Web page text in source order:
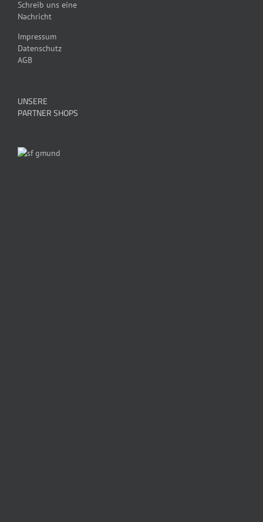
Schreib uns eine
Nachricht
Impressum
Datenschutz
AGB
UNSERE
PARTNER SHOPS